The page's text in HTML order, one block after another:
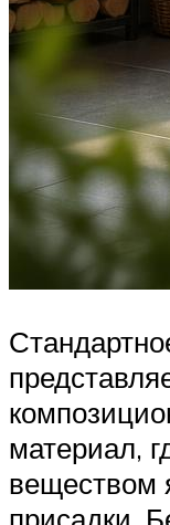
материал,
веществом